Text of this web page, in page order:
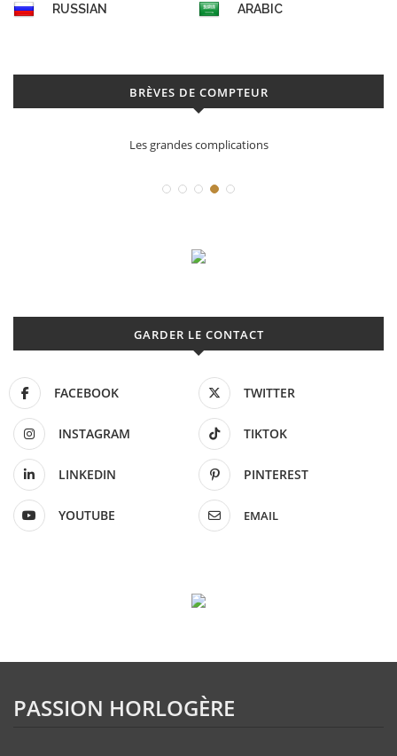
RUSSIAN
ARABIC
BRÈVES DE COMPTEUR
Déconstruction Parmigiani Fleurier
GARDER LE CONTACT
FACEBOOK TWITTER
INSTAGRAM TIKTOK
LINKEDIN PINTEREST
YOUTUBE EMAIL
PASSION HORLOGÈRE